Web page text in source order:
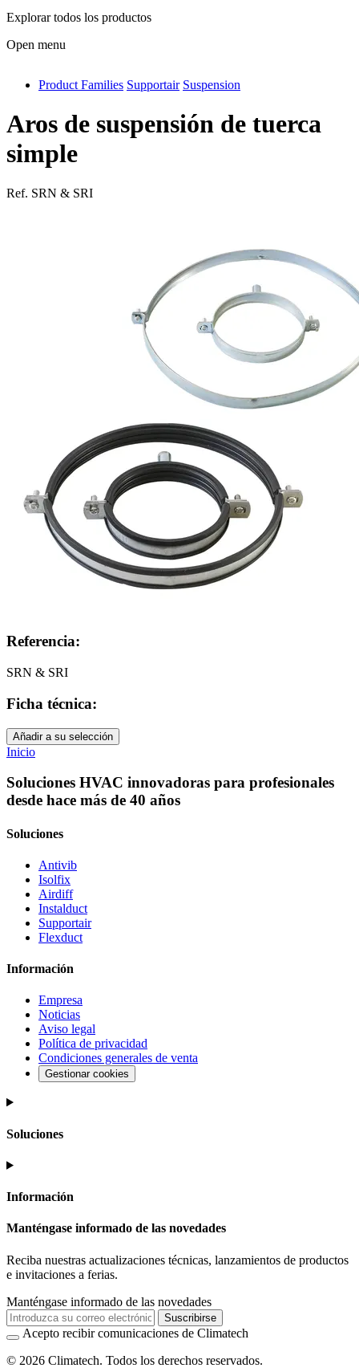
Explorar todos los productos
Open menu
antivib
airdiff
supportair
Product Families Supportair Suspension
Aros de suspensión de tuerca
simple
Ref. SRN & SRI
Referencia:
SRN & SRI
Ficha técnica:
Añadir a su selección
Inicio
Soluciones HVAC innovadoras para profesionales
desde hace más de 40 años
Soluciones
Antivib
Isolfix
Airdiff
Instalduct
Supportair
Flexduct
Información
Empresa
Noticias
Aviso legal
Política de privacidad
Condiciones generales de venta
Gestionar cookies
Soluciones
Información
Manténgase informado de las novedades
Reciba nuestras actualizaciones técnicas, lanzamientos de productos
e invitaciones a ferias.
Manténgase informado de las novedades
Suscribirse
Acepto recibir comunicaciones de Climatech
© 2026 Climatech. Todos los derechos reservados.